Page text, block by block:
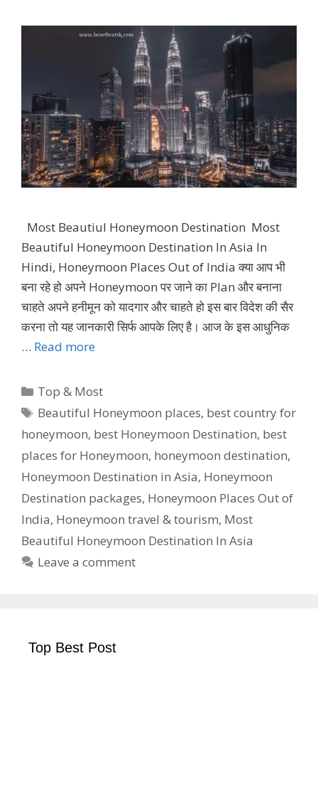
Most Beautiul Honeymoon Destination Most
Beautiful Honeymoon Destination In Asia In
Hindi, Honeymoon Places Out of India क्या आप भी
बना रहे हो अपने Honeymoon पर जाने का Plan और बनाना
चाहते अपने हनीमून को यादगार और चाहते हो इस बार विदेश की सैर
करना तो यह जानकारी सिर्फ आपके लिए है। आज के इस आधुनिक
… Read more
Categories
Top & Most
Tags
Beautiful Honeymoon places, best country for
honeymoon, best Honeymoon Destination, best
places for Honeymoon, honeymoon destination,
Honeymoon Destination in Asia, Honeymoon
Destination packages, Honeymoon Places Out of
India, Honeymoon travel & tourism, Most
Beautiful Honeymoon Destination In Asia
Leave a comment
Top Best Post